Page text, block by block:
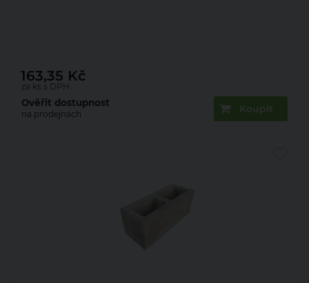
za ks s DPH
163,35 Kč
Koupit
Ověřit dostupnost
na prodejnách